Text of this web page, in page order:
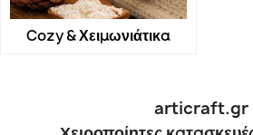
Cozy & Χειμωνιάτικα
articraft.gr